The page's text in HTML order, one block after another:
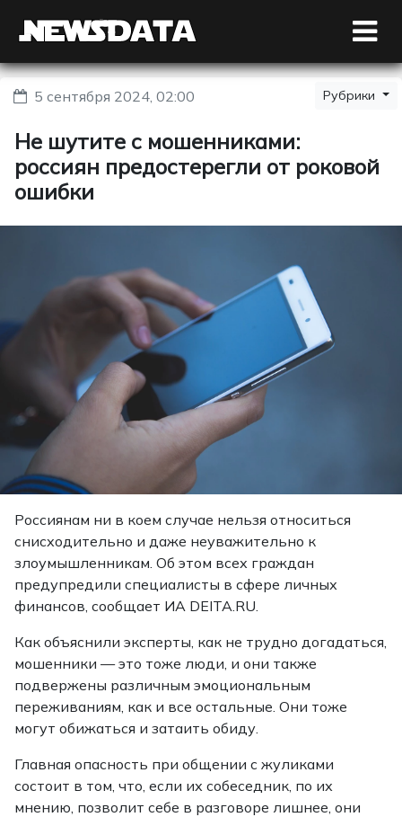
5 сентября 2024, 02:00 Рубрики
Не шутите с мошенниками:
россиян предостерегли от роковой
ошибки
Россиянам ни в коем случае нельзя относиться
снисходительно и даже неуважительно к
злоумышленникам. Об этом всех граждан
предупредили специалисты в сфере личных
финансов, сообщает ИА DEITA.RU.
Как объяснили эксперты, как не трудно догадаться,
мошенники — это тоже люди, и они также
подвержены различным эмоциональным
переживаниям, как и все остальные. Они тоже
могут обижаться и затаить обиду.
Главная опасность при общении с жуликами
состоит в том, что, если их собеседник, по их
мнению, позволит себе в разговоре лишнее, они